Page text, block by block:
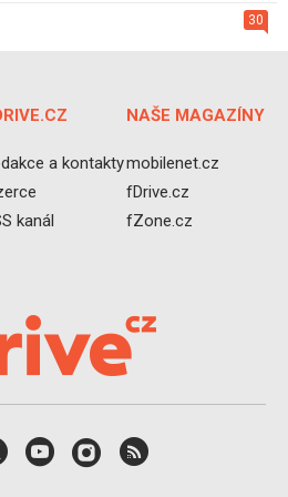
30
a kontakty
kanál
NAŠE MAGAZÍNY
mobilenet.cz
fDrive.cz
fZone.cz